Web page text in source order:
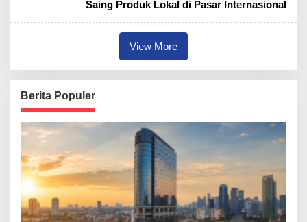
Saing Produk Lokal di Pasar Internasional
View More
Berita Populer